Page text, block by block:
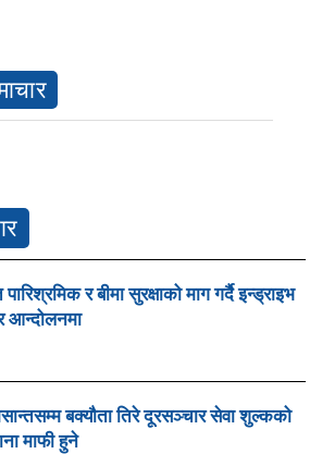
र बीमा सुरक्षाको माग गर्दै इन्ड्राइभ
आन्दोलनमा
बक्यौता तिरे दूरसञ्चार सेवा शुल्कको
माफी हुने